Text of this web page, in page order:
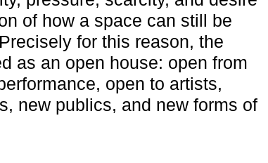
of how a space can still be
for this reason, the
as an open house: open from
open to artists,
new publics, and new forms of